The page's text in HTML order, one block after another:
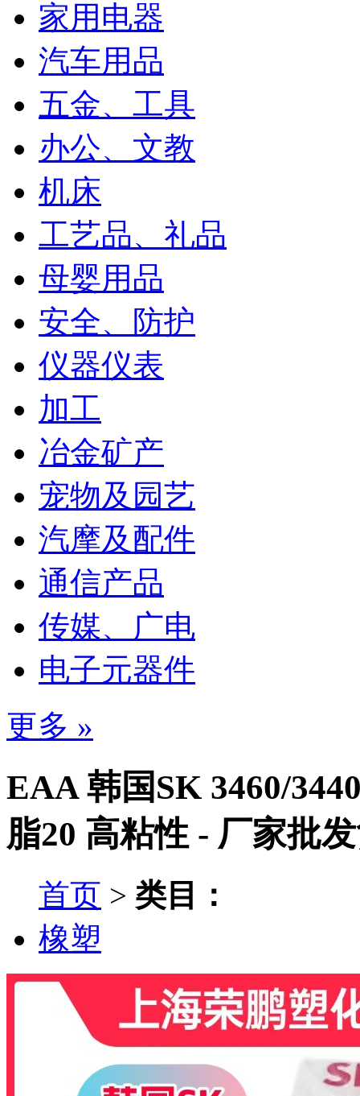
家用电器
汽车用品
五金、工具
办公、文教
机床
工艺品、礼品
母婴用品
安全、防护
仪器仪表
加工
冶金矿产
宠物及园艺
汽摩及配件
通信产品
传媒、广电
电子元器件
更多 »
EAA 韩国SK 3460/
脂20 高粘性 - 厂家批
首页 > 类目：
橡塑